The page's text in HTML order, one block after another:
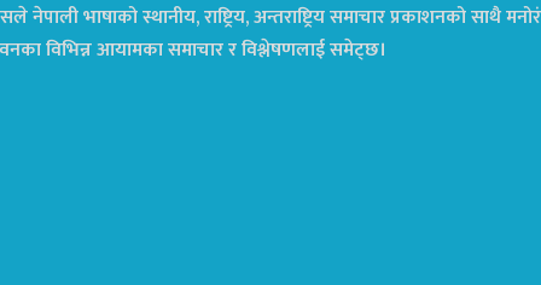
नेपाली भाषाको स्थानीय, राष्ट्रिय, अन्तराष्ट्रिय समाचार प्रकाशनको
विभिन्न आयामका समाचार र विश्लेषणलाई समेट्छ।